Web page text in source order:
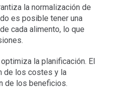
la normalización de
es posible tener una
cada alimento, lo que
la planificación. El
de los costes y la
de los beneficios.